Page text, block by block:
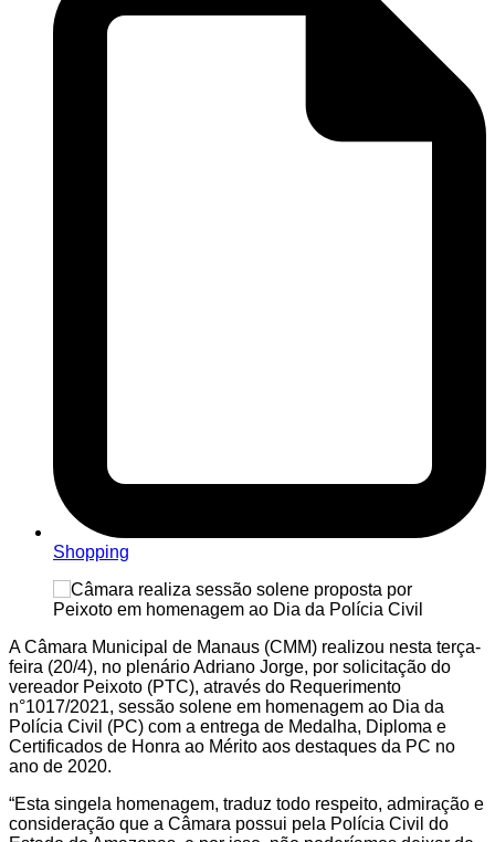
Shopping
A Câmara Municipal de Manaus (CMM) realizou nesta terça-
feira (20/4), no plenário Adriano Jorge, por solicitação do
vereador Peixoto (PTC), através do Requerimento
n°1017/2021, sessão solene em homenagem ao Dia da
Polícia Civil (PC) com a entrega de Medalha, Diploma e
Certificados de Honra ao Mérito aos destaques da PC no
ano de 2020.
“Esta singela homenagem, traduz todo respeito, admiração e
consideração que a Câmara possui pela Polícia Civil do